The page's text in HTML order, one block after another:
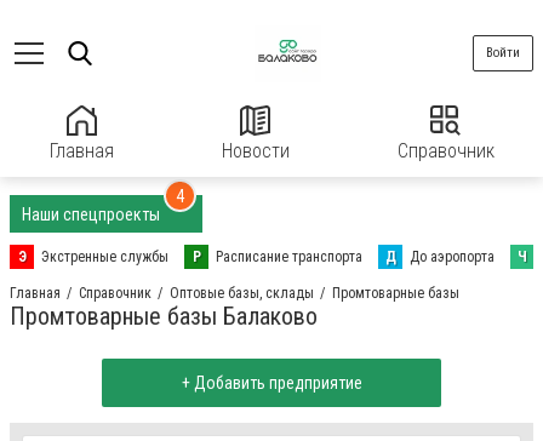
Главная Новости Справочник
Войти
Наши спецпроекты
4
Э Экстренные службы Р Расписание транспорта Д До аэропорта Ч
Главная Справочник Оптовые базы, склады Промтоварные базы
Промтоварные базы Балаково
+ Добавить предприятие